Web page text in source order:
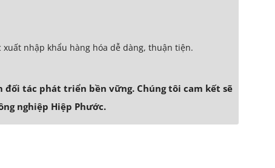
nhập khẩu hàng hóa dễ dàng, thuận tiện.
đối tác phát triển bền vững. Chúng tôi cam kết sẽ
nghiệp Hiệp Phước.